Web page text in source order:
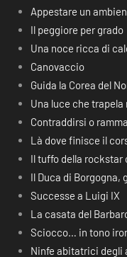
Appestare un
Il peggiore per grado
Una noce ricca di
Canovaccio
Guida la Corea del
Una luce che trapela
Contraddirsi o
Là dove finisce il
Il tuffo della rockstar
Il Duca di Borgogna,
Successe a Luigi IX
La casata del
Sciocco… in tono
Ninfe abitatrici degli